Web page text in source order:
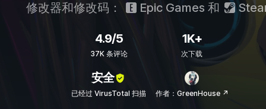
修改器和修改码： Epic Games 和
4.9/5
37K 条评论
1K+
次下载
安全
已经过 VirusTotal 扫描 作者：GreenHouse ↗